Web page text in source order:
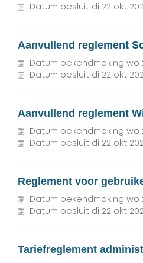
Datum besluit di 22 okt
Aanvullend reglement
Datum bekendmaking wo
Datum besluit di 22 okt
Aanvullend reglement
Datum bekendmaking wo
Datum besluit di 22 okt
Reglement voor
Datum bekendmaking wo
Datum besluit di 22 okt
Tariefreglement